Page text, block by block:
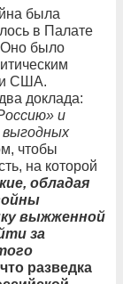
была
в Палате
Оно было
США.
доклада:
и
выгодных
чтобы
на которой
обладая
выжженной
за
разведка